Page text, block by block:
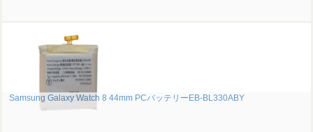
Samsung Galaxy Watch 8 44mm PCバッテリーEB-BL330ABY